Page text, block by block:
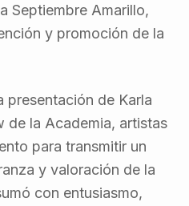
Septiembre Amarillo,
y promoción de la
presentación de Karla
de la Academia, artistas
para transmitir un
y valoración de la
con entusiasmo,